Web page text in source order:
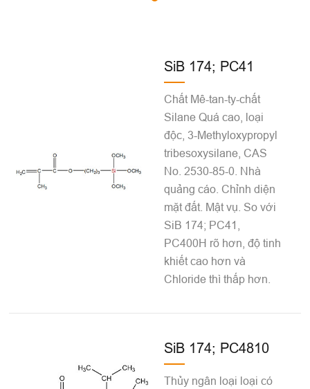
SiB 174; PC41
Chất Mê-tan-ty-chất
Silane Quá cao, loại
độc, 3-Methyloxypropyl
tribesoxysilane, CAS
No. 2530-85-0. Nhà
quảng cáo. Chỉnh diện
mặt đất. Mật vụ. So với
SiB 174; PC41,
PC400H rõ hơn, độ tinh
khiết cao hơn và
Chloride thì thấp hơn.
SiB 174; PC4810
Thủy ngân loại loại có